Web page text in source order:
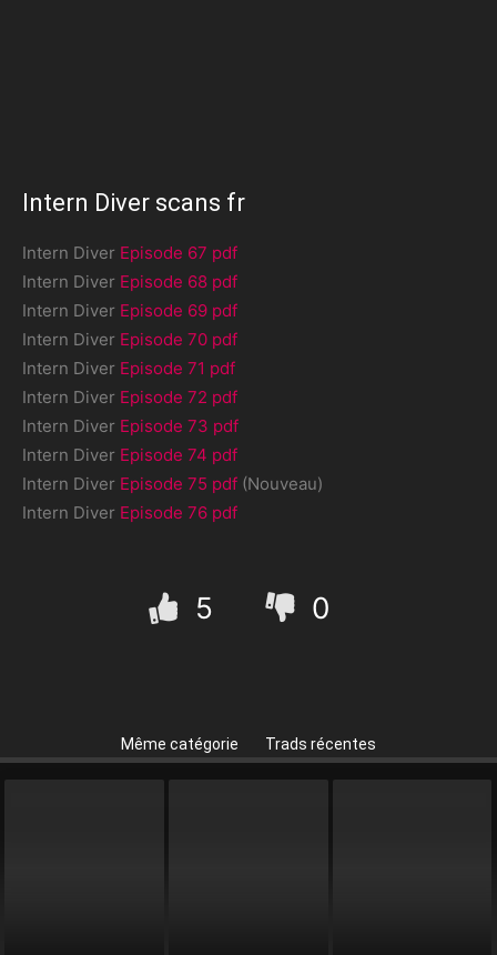
Intern Diver scans fr
Intern Diver Episode 67 pdf
Intern Diver Episode 68 pdf
Intern Diver Episode 69 pdf
Intern Diver Episode 70 pdf
Intern Diver Episode 71 pdf
Intern Diver Episode 72 pdf
Intern Diver Episode 73 pdf
Intern Diver Episode 74 pdf
Intern Diver Episode 75 pdf (Nouveau)
Intern Diver Episode 76 pdf
5 0
Même catégorie Trads récentes